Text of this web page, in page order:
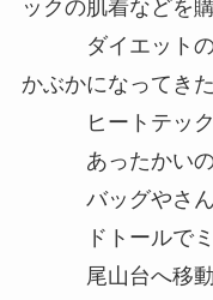
ックの肌着などを購
ダイエットの成
かぶかになってき
ヒートテックは
あったかいの
バッグやさん
ドトールでミラ
尾山台へ移動し